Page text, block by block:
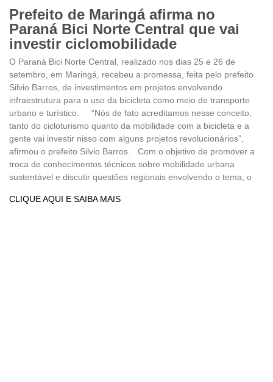
Prefeito de Maringá afirma no
Paraná Bici Norte Central que vai
investir ciclomobilidade
O Paraná Bici Norte Central, realizado nos dias 25 e 26 de
setembro, em Maringá, recebeu a promessa, feita pelo prefeito
Silvio Barros, de investimentos em projetos envolvendo
infraestrutura para o uso da bicicleta como meio de transporte
urbano e turístico. “Nós de fato acreditamos nesse conceito,
tanto do cicloturismo quanto da mobilidade com a bicicleta e a
gente vai investir nisso com alguns projetos revolucionários”,
afirmou o prefeito Silvio Barros. Com o objetivo de promover a
troca de conhecimentos técnicos sobre mobilidade urbana
sustentável e discutir questões regionais envolvendo o tema, o
CLIQUE AQUI E SAIBA MAIS